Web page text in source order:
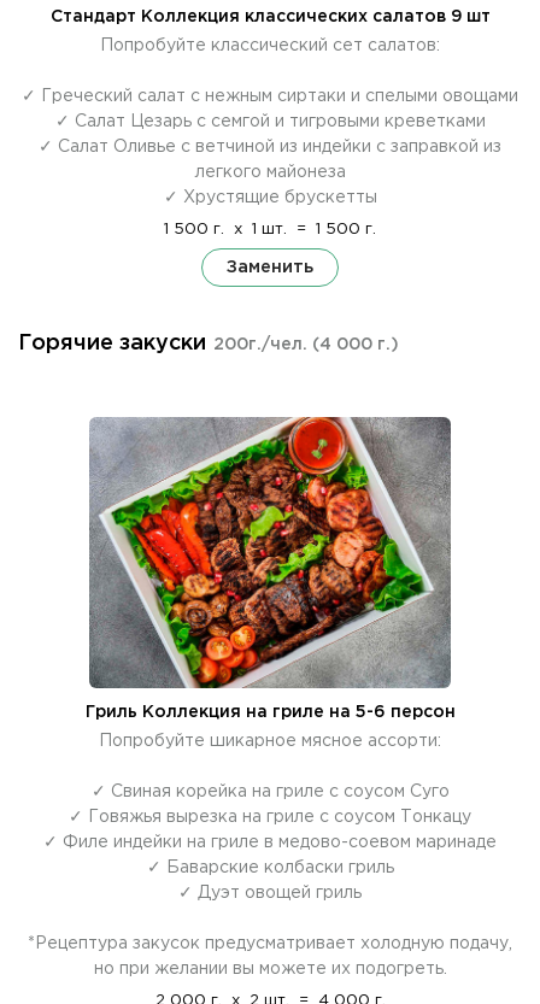
Стандарт Коллекция классических салатов 9 шт
Попробуйте классический сет салатов:
✓ Греческий салат с нежным сиртаки и спелыми овощами
✓ Салат Цезарь с семгой и тигровыми креветками
✓ Салат Оливье с ветчиной из индейки с заправкой из
легкого майонеза
✓ Хрустящие брускетты
1 500 г. x 1 шт. = 1 500 г.
Заменить
Горячие закуски 200г./чел. (4 000 г.)
Гриль Коллекция на гриле на 5-6 персон
Попробуйте шикарное мясное ассорти:
✓ Свиная корейка на гриле с соусом Суго
✓ Говяжья вырезка на гриле с соусом Тонкацу
✓ Филе индейки на гриле в медово-соевом маринаде
✓ Баварские колбаски гриль
✓ Дуэт овощей гриль
*Рецептура закусок предусматривает холодную подачу,
но при желании вы можете их подогреть.
2 000 г. x 2 шт. = 4 000 г.